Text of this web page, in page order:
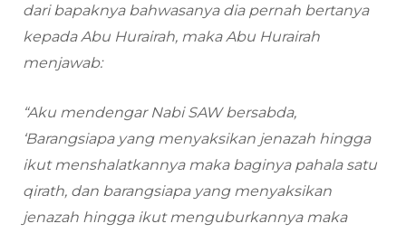
dari bapaknya bahwasanya dia pernah bertanya
kepada Abu Hurairah, maka Abu Hurairah
menjawab:
“Aku mendengar Nabi SAW bersabda,
‘Barangsiapa yang menyaksikan jenazah hingga
ikut menshalatkannya maka baginya pahala satu
qirath, dan barangsiapa yang menyaksikan
jenazah hingga ikut menguburkannya maka